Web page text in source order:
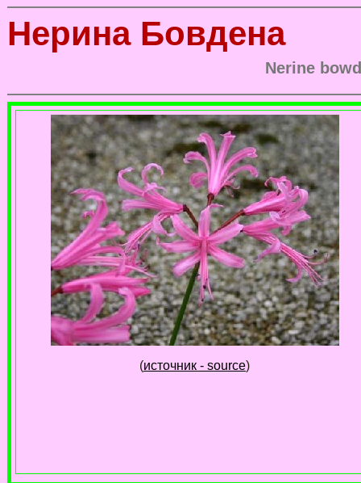
Нерина Бовдена
Nerine
(источник - source)